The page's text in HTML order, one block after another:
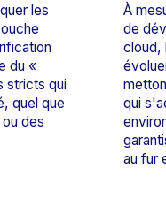
les
du «
stricts qui
quel que
des
À
de
cloud,
qui
au fur